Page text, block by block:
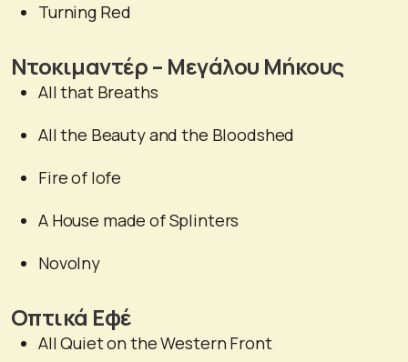
Turning Red
Ντοκιμαντέρ – Μεγάλου Μήκους
All that Breaths
All the Beauty and the Bloodshed
Fire of lofe
A House made of Splinters
Novolny
Οπτικά Εφέ
All Quiet on the Western Front